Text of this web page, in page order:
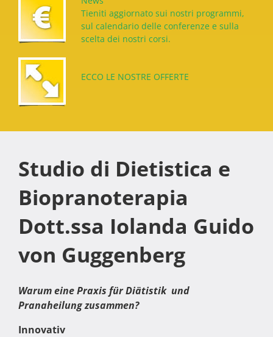
Tieniti aggiornato sui nostri programmi,
sul calendario delle conferenze e sulla
scelta dei nostri corsi.
ECCO LE NOSTRE OFFERTE
Studio di Dietistica e
Biopranoterapia
Dott.ssa Iolanda Guido
von Guggenberg
Warum eine Praxis für Diätistik und
Pranaheilung zusammen?
Innovativ